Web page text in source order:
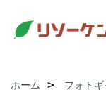
ホーム フォト